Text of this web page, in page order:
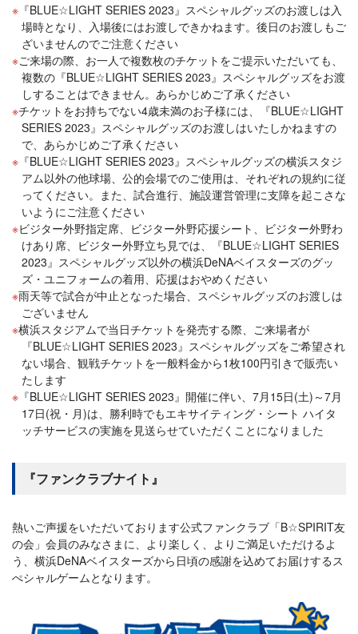
『BLUE☆LIGHT SERIES 2023』スペシャルグッズのお渡しは入
場時となり、入場後にはお渡しできかねます。後日のお渡しもご
ざいませんのでご注意ください
ご来場の際、お一人で複数枚のチケットをご提示いただいても、
複数の『BLUE☆LIGHT SERIES 2023』スペシャルグッズをお渡
しすることはできません。あらかじめご了承ください
チケットをお持ちでない4歳未満のお子様には、『BLUE☆LIGHT
SERIES 2023』スペシャルグッズのお渡しはいたしかねますの
で、あらかじめご了承ください
『BLUE☆LIGHT SERIES 2023』スペシャルグッズの横浜スタジ
アム以外の他球場、公的会場でのご使用は、それぞれの規約に従
ってください。また、試合進行、施設運営管理に支障を起こさな
いようにご注意ください
ビジター外野指定席、ビジター外野応援シート、ビジター外野わ
けあり席、ビジター外野立ち見では、『BLUE☆LIGHT SERIES
2023』スペシャルグッズ以外の横浜DeNAベイスターズのグッ
ズ・ユニフォームの着用、応援はおやめください
雨天等で試合が中止となった場合、スペシャルグッズのお渡しは
ございません
横浜スタジアムで当日チケットを発売する際、ご来場者が
『BLUE☆LIGHT SERIES 2023』スペシャルグッズをご希望され
ない場合、観戦チケットを一般料金から1枚100円引きで販売い
たします
『BLUE☆LIGHT SERIES 2023』開催に伴い、7月15日(土)～7月
17日(祝・月)は、勝利時でもエキサイティング・シート ハイタ
ッチサービスの実施を見送らせていただくことになりました
『ファンクラブナイト』
熱いご声援をいただいております公式ファンクラブ「B☆SPIRIT友
の会」会員のみなさまに、より楽しく、よりご満足いただけるよ
う、横浜DeNAベイスターズから日頃の感謝を込めてお届けするス
ぺシャルゲームとなります。